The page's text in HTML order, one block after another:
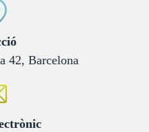
:
42, Barcelona
: